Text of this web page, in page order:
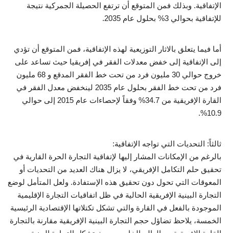
الإتفاقية. وبذلك فمن المتوقع أن ترتفع الحصيلة الجمركية نتيجة
للإتفاقية بحوالي 3% بحلول عام 2035.
أما فيما يتعلق بالاثار التوزيعية لهذه الإتفاقية، فمن المتوقع أن تؤدي
إلى الإتفاقية إلى خفض معدلات الفقر في إفريقيا حيث تساعد على
خروج حوالي 30 مليون فرد من تحت خط الفقر المدقع و 68 مليون
فرد من تحت خط الفقر بحلول عام 2035 لينخفض معدل الفقر في
القارة الإفريقية من 34.7% وفقاً لإحصاءات عام 2015 إلى حوالي
10.9%.
ثالثاً: التحديات التي تواجه الإتفاقية:
بالرغم من الإمكانات المشار إليها لإتفاقية التجارة الحرة القارية في
تحقيق حلم التكامل الإفريقي، لا يزال هناك العديد من التحديات أو
المعوقات التي تحول دون تحقيق هذه الإستفادة. ولعل المتأمل لوضع
التجارة البينية الإفريقية الحالية في ظل اتفاقيات التجارة الإقليمية
الموجودة بالفعل في القارة والتي تشكل تكتلاتها الإقتصادية الرئيسية
الخمسة، يلاحظ تضاؤل حجم التجارة البينية الإفريقية مقارنة بالتجارة